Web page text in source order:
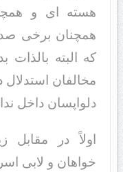
هسته ای و
همچنان برخی
که البته
مخالفان استد‌‌لال
د‌‌لواپسان د‌‌اخل
اولاً د‌‌ر مقابل
خواهان و لابی